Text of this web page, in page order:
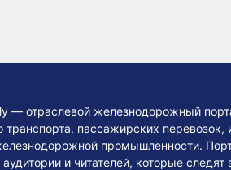
— отраслевой железнодорожный
пассажирских
промышленности.
и читателей, которые